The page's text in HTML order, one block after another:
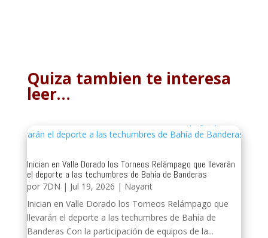
Quiza tambien te interesa
leer…
Inician en Valle Dorado los Torneos Relámpago que llevarán
el deporte a las techumbres de Bahía de Banderas
por 7DN | Jul 19, 2026 | Nayarit
Inician en Valle Dorado los Torneos Relámpago que
llevarán el deporte a las techumbres de Bahía de
Banderas Con la participación de equipos de la...